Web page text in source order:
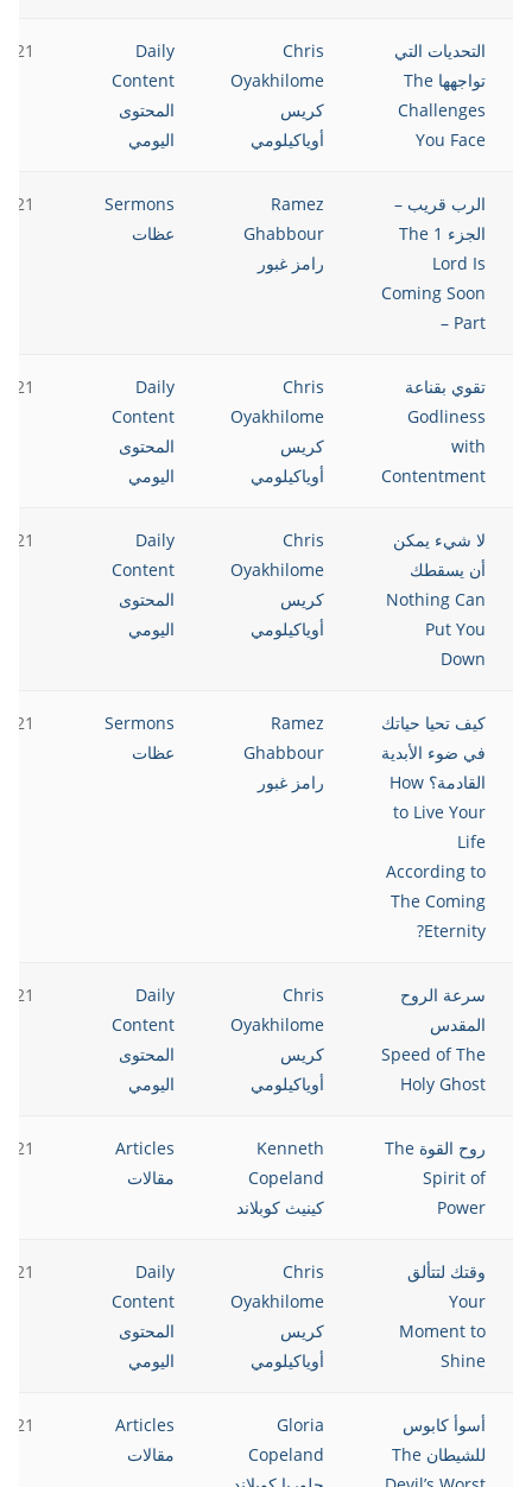
التحديات التي
تواجهها The
Challenges
You Face
Chris
Oyakhilome
كريس
أوياكيلومي
Daily
Content
المحتوى
اليومي
الرب قريب –
الجزء 1 The
Lord Is
Coming Soon
– Part
Ramez
Ghabbour
رامز غبور
Sermons
عظات
تقوي بقناعة
Godliness
with
Contentment
Chris
Oyakhilome
كريس
أوياكيلومي
Daily
Content
المحتوى
اليومي
لا شيء يمكن
أن يسقطك
Nothing Can
Put You
Down
Chris
Oyakhilome
كريس
أوياكيلومي
Daily
Content
المحتوى
اليومي
كيف تحيا حياتك
في ضوء الأبدية
القادمة؟ How
to Live Your
Life
According to
The Coming
Eternity?
Ramez
Ghabbour
رامز غبور
Sermons
عظات
سرعة الروح
المقدس
Speed of The
Holy Ghost
Chris
Oyakhilome
كريس
أوياكيلومي
Daily
Content
المحتوى
اليومي
روح القوة The
Spirit of
Power
Kenneth
Copeland
كينيث كوبلاند
Articles
مقالات
وقتك لتتألق
Your
Moment to
Shine
Chris
Oyakhilome
كريس
أوياكيلومي
Daily
Content
المحتوى
اليومي
أسوأ كابوس
للشيطان The
Gloria
Copeland
Articles
مقالات